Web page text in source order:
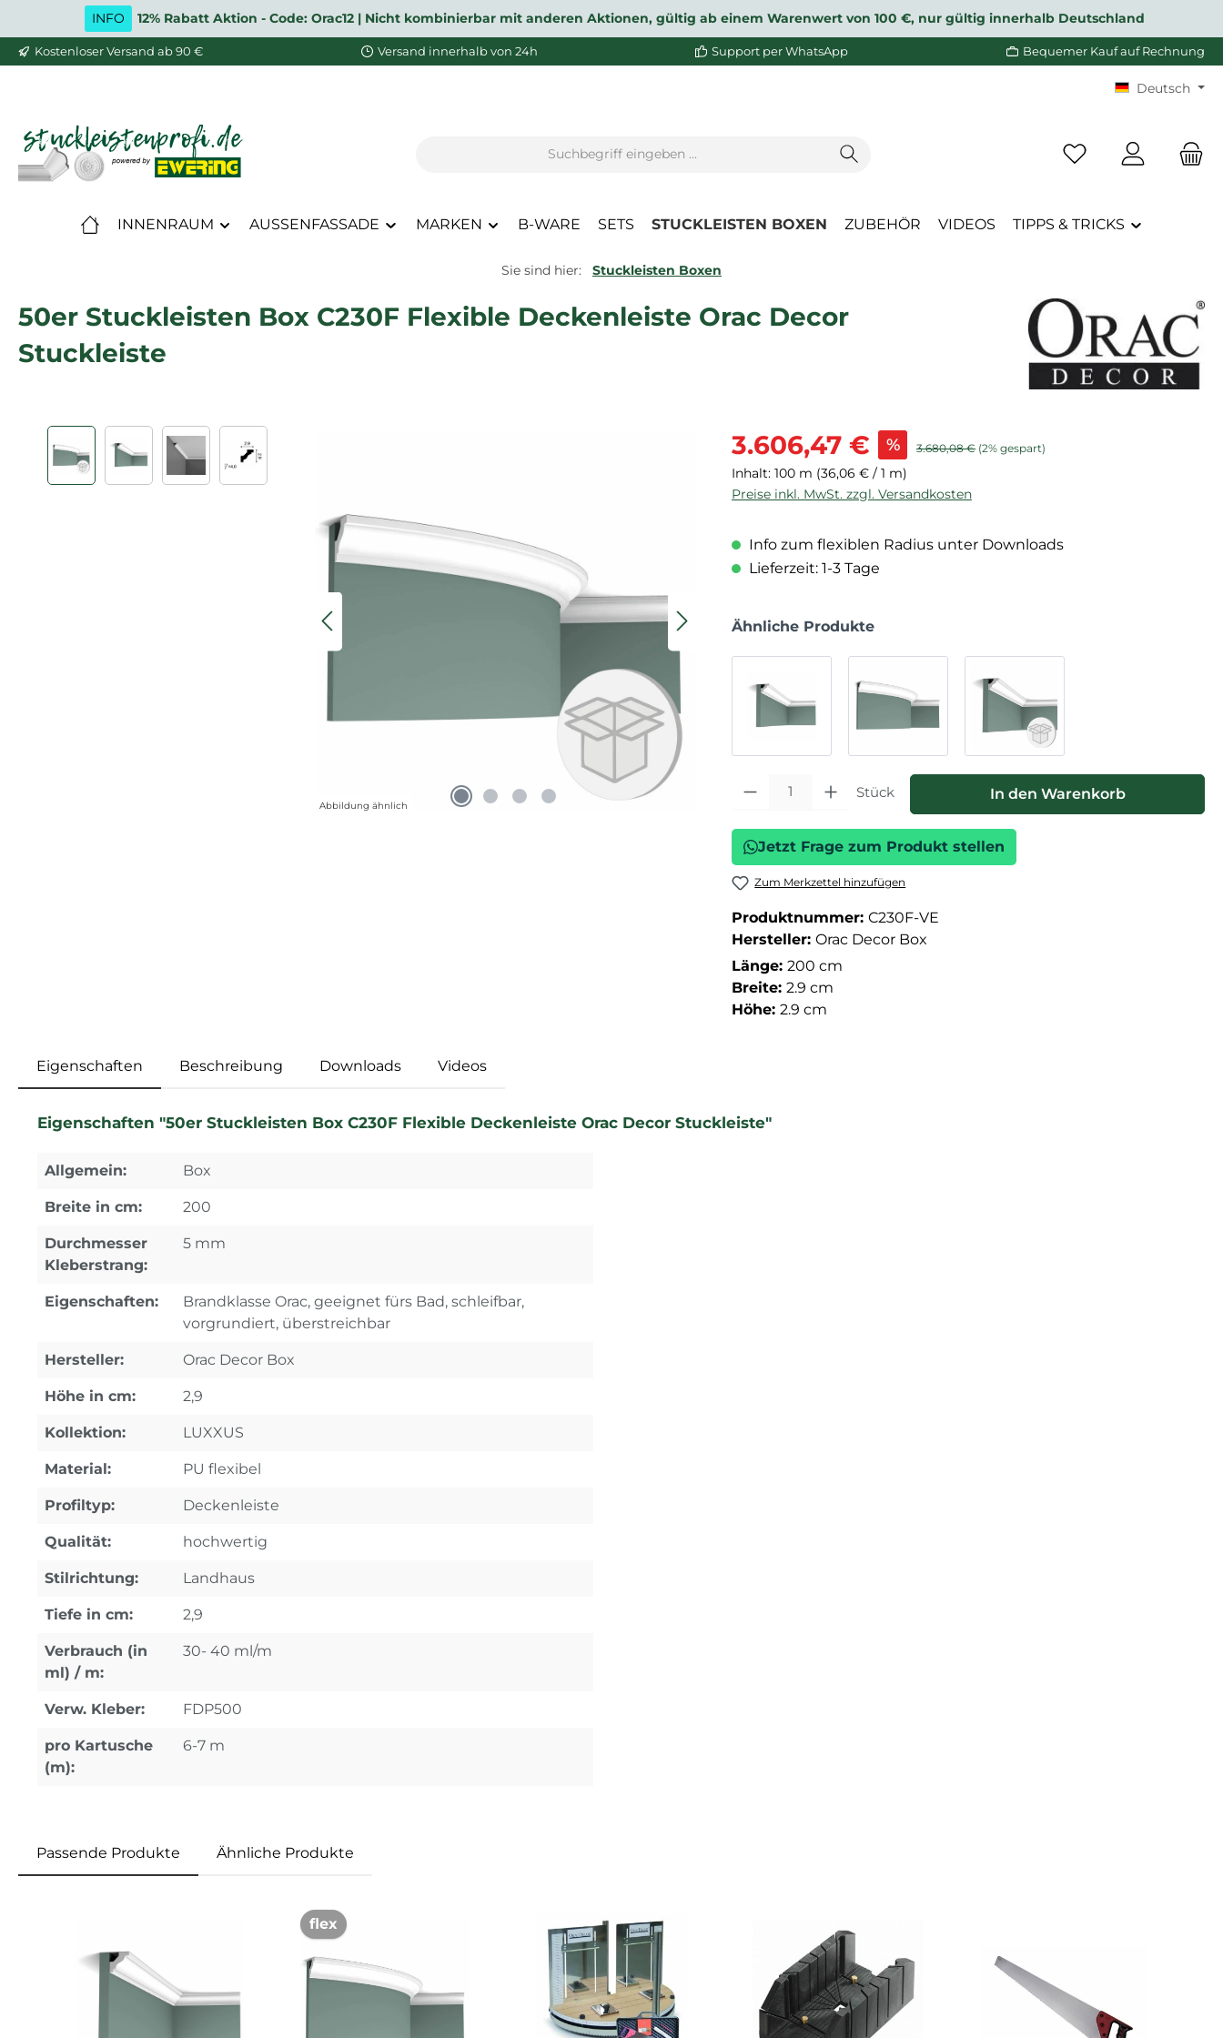
Hauptinhalt springen
Zur Suche springen
Zur Hauptnavigation springen
INFO 12% Rabatt Aktion - Code: Orac12 | Nicht kombinierbar mit anderen Aktionen, gültig ab einem Warenwert von 100 €, nur gültig innerhalb Deutschland
Kostenloser Versand ab 90 € Versand innerhalb von 24h Support per WhatsApp Bequemer Kauf auf Rechnung
Deutsch
Du hast 0 Produkte
INNENRAUM AUSSENFASSADE MARKEN B-WARE SETS STUCKLEISTEN BOXEN ZUBEHÖR VIDEOS TIPPS & TRICKS
Sie sind hier: Stuckleisten Boxen
50er Stuckleisten Box C230F Flexible Deckenleiste Orac Decor
Stuckleiste
Bildergalerie überspringen
Abbildung ähnlich
Verkaufspreis:
3.606,47 € % Regulärer Preis:
3.680,08 € (2% gespart)
Inhalt: 100 m (36,06 € / 1 m)
Preise inkl. MwSt. zzgl. Versandkosten
Info zum flexiblen Radius unter Downloads
Lieferzeit: 1-3 Tage
Ähnliche Produkte
Produkt Anzahl: Gib den gewünschten Wert ein oder benutze die
Stück In den Warenkorb
Jetzt Frage zum Produkt stellen
Zum Merkzettel hinzufügen
Produktnummer: C230F-VE
Hersteller: Orac Decor Box
Länge: 200 cm
Breite: 2.9 cm
Höhe: 2.9 cm
Eigenschaften Beschreibung Downloads Videos
Eigenschaften "50er Stuckleisten Box C230F Flexible Deckenleiste Orac Decor Stuckleiste"
Allgemein: Box
Breite in cm: 200
Durchmesser
Kleberstrang:
5 mm
Eigenschaften:
Brandklasse Orac, geeignet fürs Bad, schleifbar,
vorgrundiert, überstreichbar
Hersteller: Orac Decor Box
Höhe in cm: 2,9
Kollektion: LUXXUS
Material: PU flexibel
Profiltyp: Deckenleiste
Qualität: hochwertig
Stilrichtung: Landhaus
Tiefe in cm: 2,9
Verbrauch (in
ml) / m:
30- 40 ml/m
Verw. Kleber: FDP500
pro Kartusche
(m):
6-7 m
Passende Produkte Ähnliche Produkte
flex